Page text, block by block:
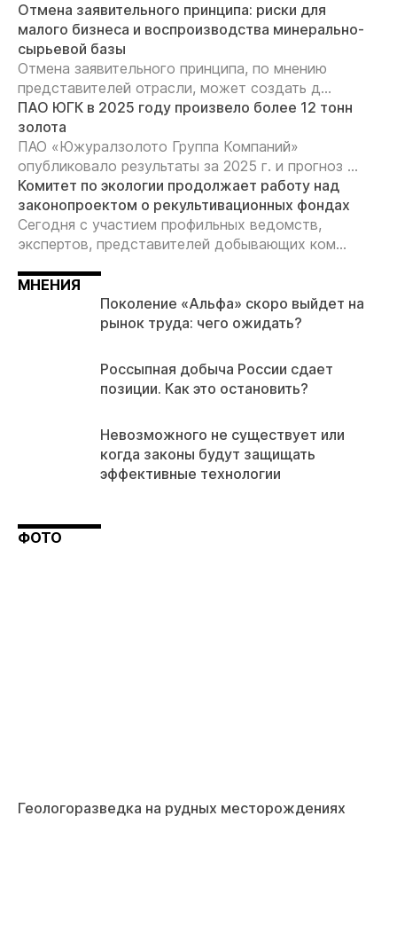
Отмена заявительного принципа: риски для
малого бизнеса и воспроизводства минерально-
сырьевой базы
Отмена заявительного принципа, по мнению
представителей отрасли, может создать д...
ПАО ЮГК в 2025 году произвело более 12 тонн
золота
ПАО «Южуралзолото Группа Компаний»
опубликовало результаты за 2025 г. и прогноз ...
Комитет по экологии продолжает работу над
законопроектом о рекультивационных фондах
Сегодня с участием профильных ведомств,
экспертов, представителей добывающих ком...
МНЕНИЯ
Поколение «Альфа» скоро выйдет на
рынок труда: чего ожидать?
Россыпная добыча России сдает
позиции. Как это остановить?
Невозможного не существует или
когда законы будут защищать
эффективные технологии
ФОТО
Геологоразведка на рудных месторождениях